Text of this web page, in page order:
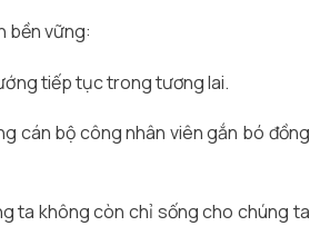
bền vững:
tiếp tục trong tương lai.
cán bộ công nhân viên gắn bó đồng
ta không còn chỉ sống cho chúng ta